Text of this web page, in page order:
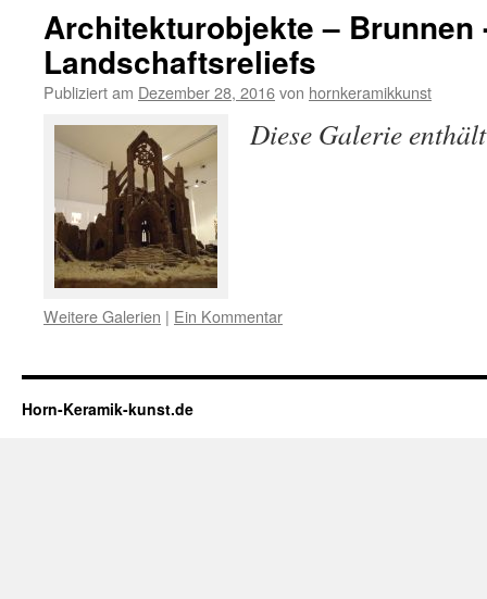
Architekturobjekte – Brunnen
Landschaftsreliefs
Publiziert am Dezember 28, 2016von hornkeramikkunst
Diese Galerie
Weitere Galerien | Ein Kommentar
Horn-Keramik-kunst.de